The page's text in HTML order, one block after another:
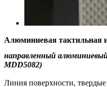
Алюминиевая тактильная
направленный
MDD5082)
Линия поверхности,